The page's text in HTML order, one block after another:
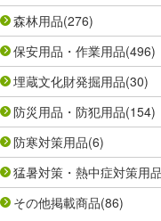
森林用品(276)
保安用品・作業用品(496)
埋蔵文化財発掘用品(30)
防災用品・防犯用品(154)
防寒対策用品(6)
猛暑対策・熱中症対策用品
その他掲載商品(86)